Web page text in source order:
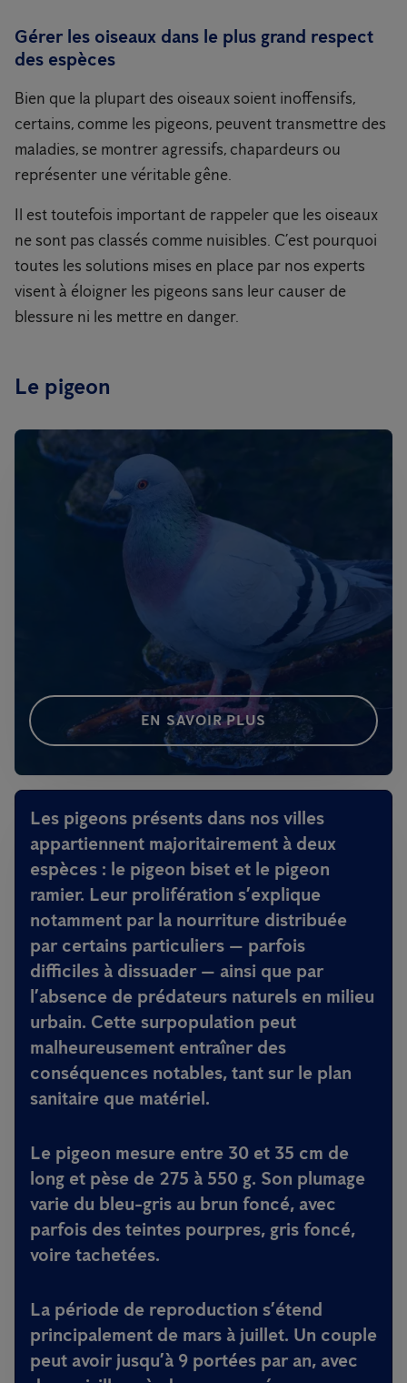
Gérer les oiseaux dans le plus grand respect
des espèces
Bien que la plupart des oiseaux soient inoffensifs,
certains, comme les pigeons, peuvent transmettre des
maladies, se montrer agressifs, chapardeurs ou
représenter une véritable gêne.
Il est toutefois important de rappeler que les oiseaux
ne sont pas classés comme nuisibles. C’est pourquoi
toutes les solutions mises en place par nos experts
visent à éloigner les pigeons sans leur causer de
blessure ni les mettre en danger.
Le pigeon
EN SAVOIR PLUS
Les pigeons présents dans nos villes
appartiennent majoritairement à deux
espèces : le pigeon biset et le pigeon
ramier. Leur prolifération s’explique
notamment par la nourriture distribuée
par certains particuliers — parfois
difficiles à dissuader — ainsi que par
l’absence de prédateurs naturels en milieu
urbain. Cette surpopulation peut
malheureusement entraîner des
conséquences notables, tant sur le plan
sanitaire que matériel.
Le pigeon mesure entre 30 et 35 cm de
long et pèse de 275 à 550 g. Son plumage
varie du bleu-gris au brun foncé, avec
parfois des teintes pourpres, gris foncé,
voire tachetées.
La période de reproduction s’étend
principalement de mars à juillet. Un couple
peut avoir jusqu’à 9 portées par an, avec